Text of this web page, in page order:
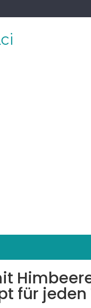
für jeden